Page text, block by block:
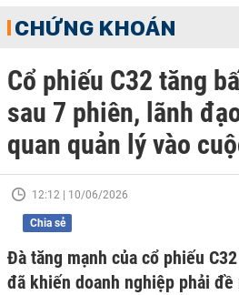
CHỨNG KHOÁN
Cổ phiếu C32 tăng
sau 7 phiên, lãnh
quan quản lý vào
12:12 | 10/06/2026
Chia sẻ
Đà tăng mạnh của cổ phiếu
đã khiến doanh nghiệp phải